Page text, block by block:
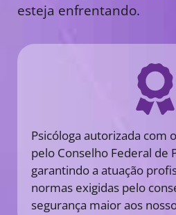
esteja enfrentando.
Psicóloga autorizada com
pelo Conselho Federal de
garantindo a atuação
normas exigidas pelo
segurança maior aos